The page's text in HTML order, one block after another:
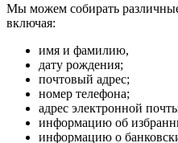
Мы можем собирать
включая:
имя и фамилию,
дату рождения;
почтовый адрес;
номер телефона;
адрес электронной
информацию об
информацию о